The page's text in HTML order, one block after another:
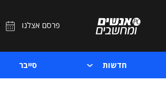
פרסם אצלנו
חדשות סייבר